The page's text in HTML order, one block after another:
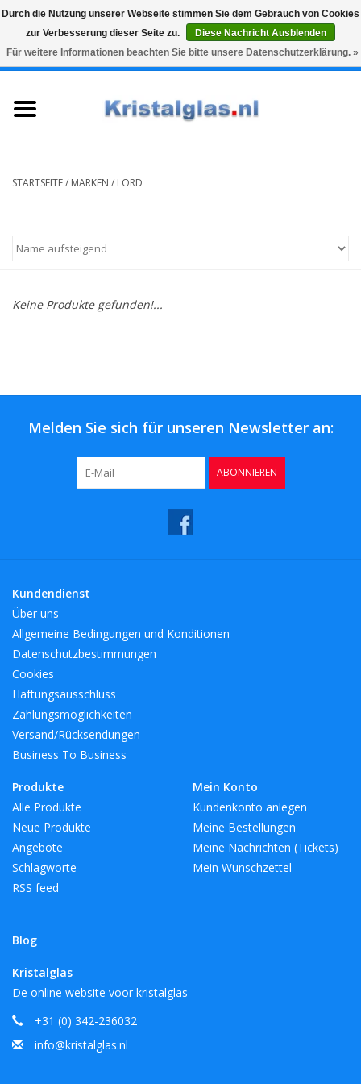
Snelle levering
Graveren
0 Artikel - €0,00
STARTSEITE/ MARKEN / LORD
Keine Produkte gefunden!...
Melden Sie sich für unseren Newsletter an:
ABONNIEREN
Kundendienst
Über uns
Allgemeine Bedingungen und Konditionen
Datenschutzbestimmungen
Cookies
Haftungsausschluss
Zahlungsmöglichkeiten
Versand/Rücksendungen
Business To Business
Produkte
Alle Produkte
Neue Produkte
Angebote
Schlagworte
RSS feed
Blog
Mein Konto
Kundenkonto anlegen
Meine Bestellungen
Meine Nachrichten (Tickets)
Mein Wunschzettel
Kristalglas
De online website voor kristalglas
+31 (0) 342-236032
info@kristalglas.nl
Durch die Nutzung unserer Webseite stimmen Sie dem Gebrauch von Cookies
zur Verbesserung dieser Seite zu.
Diese Nachricht Ausblenden
Für weitere Informationen beachten Sie bitte unsere Datenschutzerklärung. »